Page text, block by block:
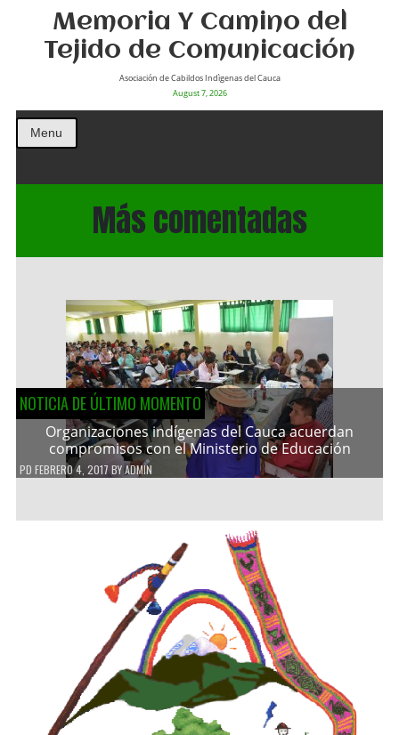
Memoria Y Camino del
Tejido de Comunicación
Asociación de Cabildos Indìgenas del Cauca
August 7, 2026
Menu
Más comentadas
NOTICIA DE ÚLTIMO MOMENTO
Organizaciones indígenas del Cauca acuerdan
compromisos con el Ministerio de Educación
PD FEBRERO 4, 2017 BYADMIN